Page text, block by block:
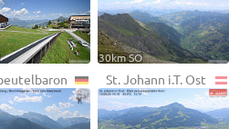
30km SO
St. Johann i.T. Ost